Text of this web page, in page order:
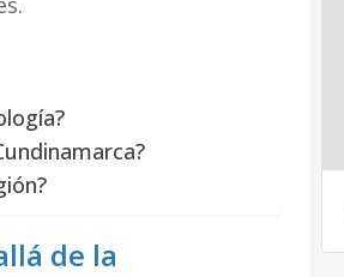
de la